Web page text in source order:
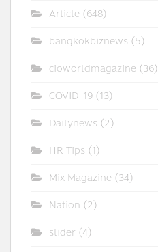
Article (648)
bangkokbiznews (5)
cioworldmagazine (36)
COVID-19 (13)
Dailynews (2)
HR Tips (1)
Mix Magazine (34)
Nation (2)
slider (4)